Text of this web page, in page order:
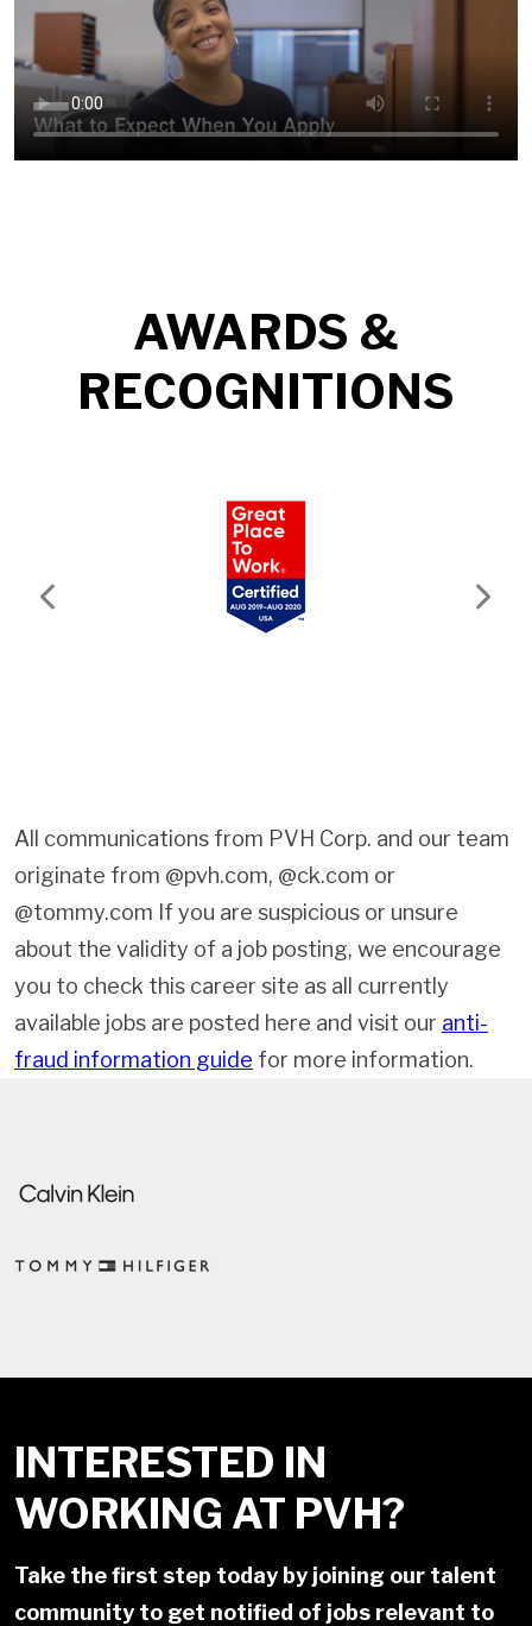
AWARDS &
RECOGNITIONS
Previous Next
All communications from PVH Corp. and our team
originate from @pvh.com, @ck.com or
@tommy.com If you are suspicious or unsure
about the validity of a job posting, we encourage
you to check this career site as all currently
available jobs are posted here and visit our anti-
fraud information guide for more information.
INTERESTED IN
WORKING AT PVH?
Take the first step today by joining our talent
community to get notified of jobs relevant to